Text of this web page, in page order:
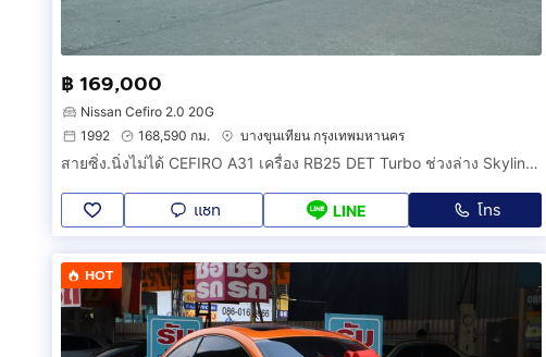
฿ 169,000
Nissan Cefiro 2.0 20G
1992
168,590 กม. บางขุนเทียน กรุงเทพมหานคร
สายซิ่ง.นิ่งไม่ได้ CEFIRO A31 เครื่อง RB25 DET Turbo ช่วงล่าง Skyline เสน่ห์สุดHot
แชท LINE โทร
HOT